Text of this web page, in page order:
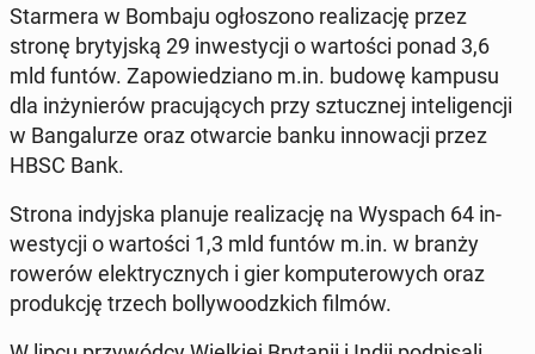
Star­me­ra w Bombaju ogło­szo­no re­ali­za­cję przez
stronę bry­tyj­ską 29 in­we­sty­cji o war­to­ści ponad 3,6
mld funtów. Za­po­wie­dzia­no m.in. budowę kampusu
dla in­ży­nie­rów pra­cu­ją­cych przy sztucz­nej in­te­li­gen­cji
w Ban­ga­lu­rze oraz otwar­cie banku in­no­wa­cji przez
HBSC Bank.
Strona in­dyj­ska planuje re­ali­za­cję na Wyspach 64 in­
we­sty­cji o war­to­ści 1,3 mld funtów m.in. w branży
rowerów elek­trycz­nych i gier kom­pu­te­ro­wych oraz
pro­duk­cję trzech bol­ly­wo­odz­kich filmów.